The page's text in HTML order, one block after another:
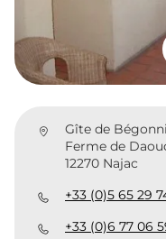
Gîte de
Ferme de
12270 Najac
+33 (0)5 65 29
+33 (0)6 77 06